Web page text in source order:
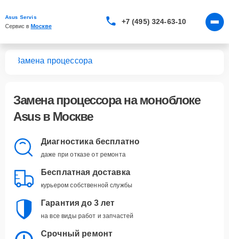
Asus Servis
Сервис в Москве
+7 (495) 324-63-10
Замена процессора
Замена процессорана моноблоке
Asus в Москве
Диагностика бесплатно
даже при отказе от ремонта
Бесплатная доставка
курьером собственной службы
Гарантия до 3 лет
на все виды работ и запчастей
Срочный ремонт